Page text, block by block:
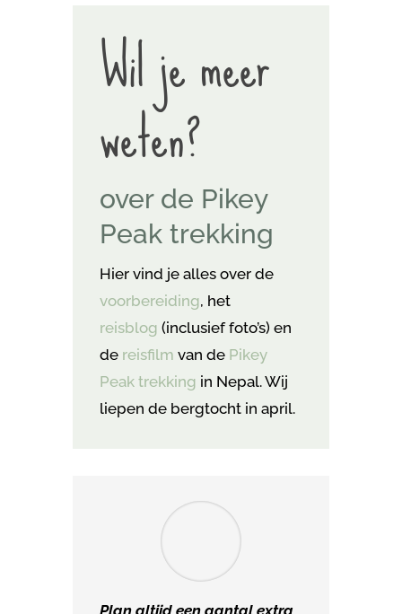
Wil je meer
weten?
over de Pikey
Peak trekking
Hier vind je alles over de
voorbereiding, het
reisblog (inclusief foto’s) en
de reisfilm van de Pikey
Peak trekking in Nepal. Wij
liepen de bergtocht in april.